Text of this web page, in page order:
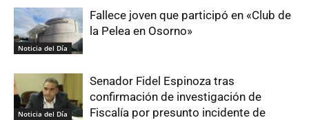
Noticia del Día
Fallece joven que participó en «Club de
la Pelea en Osorno»
Noticia del Día
Senador Fidel Espinoza tras
confirmación de investigación de
Fiscalía por presunto incidente de